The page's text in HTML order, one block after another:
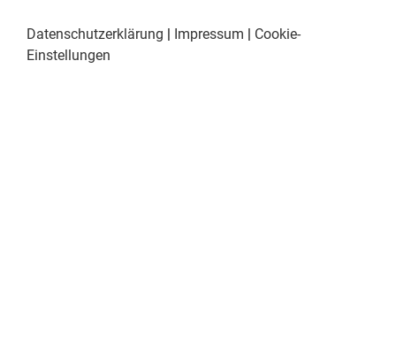
Datenschutzerklärung | Impressum | Cookie-
Einstellungen